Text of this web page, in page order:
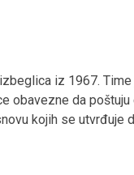
iz 1967.
obavezne da poštuju
kojih se utvrđuje